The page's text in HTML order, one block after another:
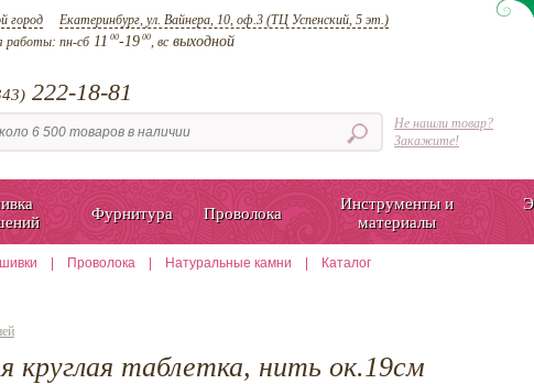
город Екатеринбург, ул. Вайнера, 10, оф.3 (ТЦ Успенский, 5 эт.)
работы: пн-сб11 00-19 00, всвыходной
222-18-81
Не нашли товар?
Закажите!
Фурнитура Проволока
Инструменты и
материалы
Проволока Натуральные камни Каталог
круглая таблетка, нить ок.19см